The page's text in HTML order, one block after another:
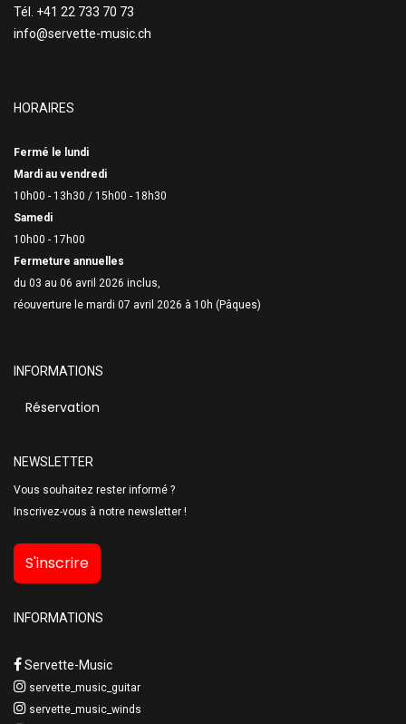
Tél. +41 22 733 70 73
info@servette-music.ch
HORAIRES
Fermé le lundi
Mardi au vendredi
10h00 - 13h30 / 15h00 - 18h30
Samedi
10h00 - 17h00
Fermeture annuelles
du 03 au 06 avril 2026 inclus,
réouverture le mardi 07 avril 2026 à 10h (Pâques)
INFORMATIONS
Réservation
NEWSLETTER
Vous souhaitez rester informé ?
Inscrivez-vous à notre newsletter !
S'inscrire
INFORMATIONS
Servette-Music
servette_music_guitar
servette_music_winds